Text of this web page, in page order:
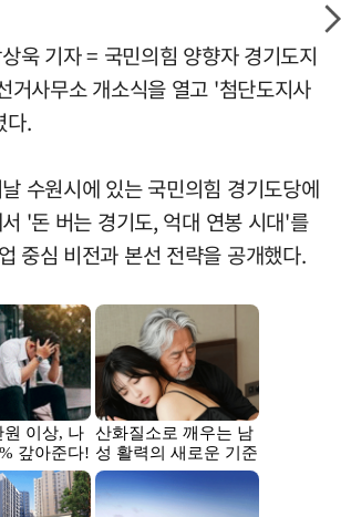
욱 기자 = 국민의힘 양향자 경기도지
거사무소 개소식을 열고 '첨단도지사
다.
수원시에 있는 국민의힘 경기도당에
'돈 버는 경기도, 억대 연봉 시대'를
중심 비전과 본선 전략을 공개했다.